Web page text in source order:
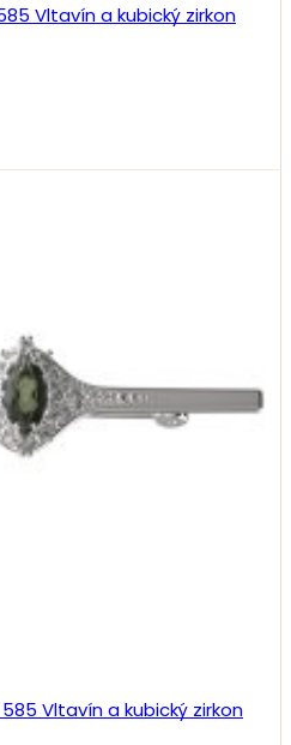
Vltavín a kubický zirkon
Vltavín a kubický zirkon